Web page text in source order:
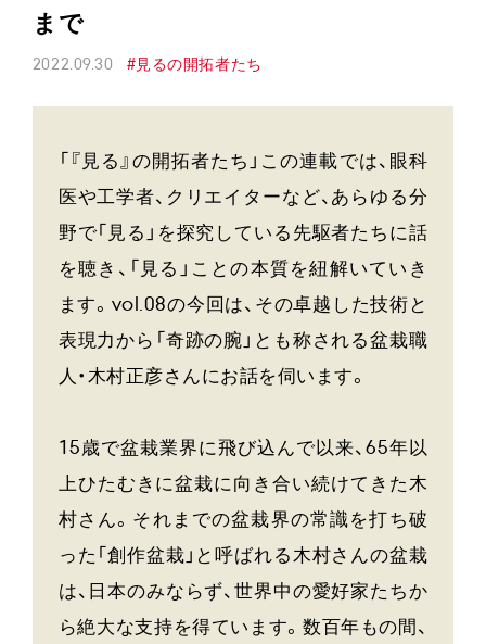
まで
2022.09.30 #見るの開拓者たち
「『見る』の開拓者たち」この連載では、眼科
医や工学者、クリエイターなど、あらゆる分
野で「見る」を探究している先駆者たちに話
を聴き、「見る」ことの本質を紐解いていき
ます。vol.08の今回は、その卓越した技術と
表現力から「奇跡の腕」とも称される盆栽職
人・木村正彦さ​​んにお話を伺います。
15歳で盆栽業界に飛び込んで以来、65年以
上ひたむきに盆栽に向き合い続けてきた木
村さん。それまでの盆栽界の常識を打ち破
った「創作盆栽」と呼ばれる木村さんの盆栽
は、日本のみならず、世界中の愛好家たちか
ら絶大な支持を得ています。数百年もの間、